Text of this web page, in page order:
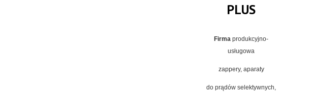
PLUS
Firma produkcyjno-
usługowa
zappery, aparaty
do prądów selektywnych,